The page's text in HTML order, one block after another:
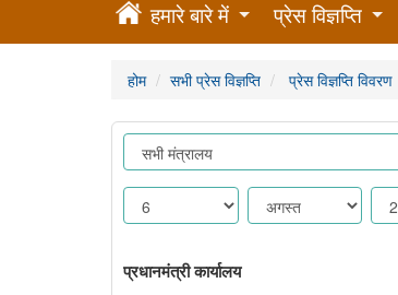
हमारे बारे में प्रेस विज्ञप्ति
होम सभी प्रेस विज्ञप्ति प्रेस विज्ञप्ति विवरण
प्रधानमंत्री कार्यालय